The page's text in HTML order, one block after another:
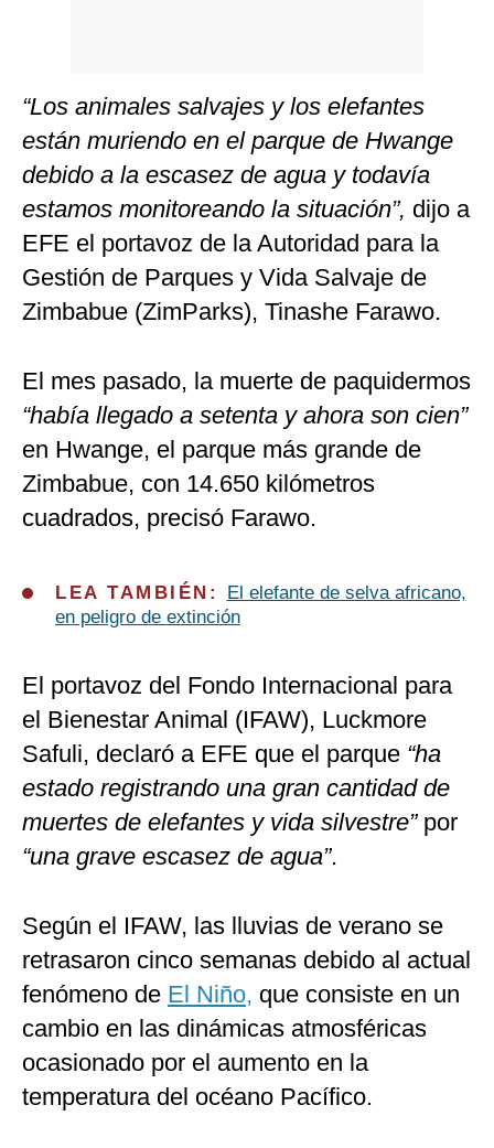
“Los animales salvajes y los elefantes
están muriendo en el parque de Hwange
debido a la escasez de agua y todavía
estamos monitoreando la situación”, dijo a
EFE el portavoz de la Autoridad para la
Gestión de Parques y Vida Salvaje de
Zimbabue (ZimParks), Tinashe Farawo.
El mes pasado, la muerte de paquidermos
“había llegado a setenta y ahora son cien”
en Hwange, el parque más grande de
Zimbabue, con 14.650 kilómetros
cuadrados, precisó Farawo.
LEA TAMBIÉN:
El elefante de selva africano,
en peligro de extinción
El portavoz del Fondo Internacional para
el Bienestar Animal (IFAW), Luckmore
Safuli, declaró a EFE que el parque “ha
estado registrando una gran cantidad de
muertes de elefantes y vida silvestre” por
“una grave escasez de agua”.
Según el IFAW, las lluvias de verano se
retrasaron cinco semanas debido al actual
fenómeno de El Niño, que consiste en un
cambio en las dinámicas atmosféricas
ocasionado por el aumento en la
temperatura del océano Pacífico.